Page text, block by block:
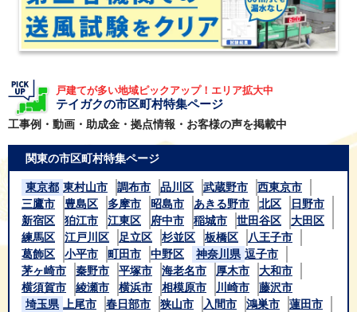
戸建てが多い地域ピックアップ！エリア拡大中
テイガクの市区町村特集ページ
工事例・動画・助成金・拠点情報・お客様の声を掲載中
関東の市区町村特集ページ
東京都 東村山市 調布市 品川区 武蔵野市
西東京市
三鷹市
豊島区 多摩市 昭島市 あきる野市 北区
日野市
新宿区
狛江市 江東区 府中市 稲城市 世田谷区
大田区
練馬区
江戸川区 足立区 杉並区 板橋区
八王子市
葛飾区
小平市 町田市 中野区 神奈川県 逗子市
茅ヶ崎市
秦野市 平塚市 海老名市 厚木市
大和市
横須賀市
綾瀬市 横浜市 相模原市 川崎市
藤沢市
埼玉県
上尾市 春日部市 狭山市 入間市 鴻巣市
蓮田市